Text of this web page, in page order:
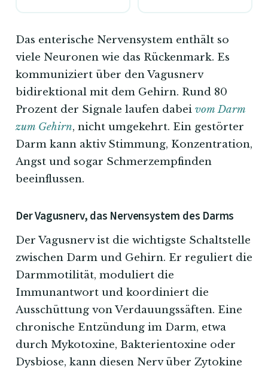
Das enterische Nervensystem enthält so
viele Neuronen wie das Rückenmark. Es
kommuniziert über den Vagusnerv
bidirektional mit dem Gehirn. Rund 80
Prozent der Signale laufen dabei vom Darm
zum Gehirn, nicht umgekehrt. Ein gestörter
Darm kann aktiv Stimmung, Konzentration,
Angst und sogar Schmerzempfinden
beeinflussen.
Der Vagusnerv, das Nervensystem des Darms
Der Vagusnerv ist die wichtigste Schaltstelle
zwischen Darm und Gehirn. Er reguliert die
Darmmotilität, moduliert die
Immunantwort und koordiniert die
Ausschüttung von Verdauungssäften. Eine
chronische Entzündung im Darm, etwa
durch Mykotoxine, Bakterientoxine oder
Dysbiose, kann diesen Nerv über Zytokine